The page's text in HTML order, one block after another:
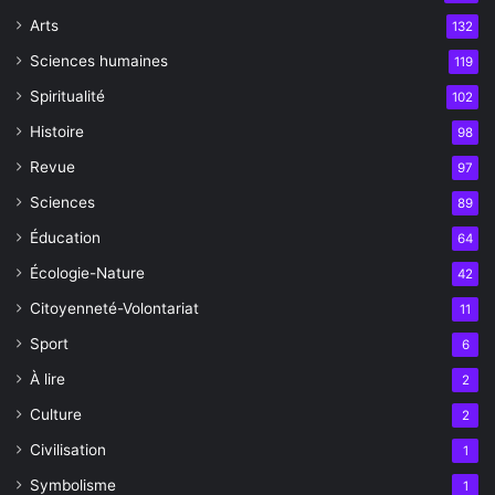
Arts 132
Sciences humaines 119
Spiritualité 102
Histoire 98
Revue 97
Sciences 89
Éducation 64
Écologie-Nature 42
Citoyenneté-Volontariat 11
Sport 6
À lire 2
Culture 2
Civilisation 1
Symbolisme 1